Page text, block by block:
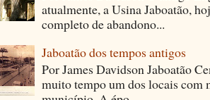
atualmente, a Usina Jaboatão,
completo de abandono...
Jaboatão dos tempos antigos
Por James Davidson Jaboatão
muito tempo um dos locais com